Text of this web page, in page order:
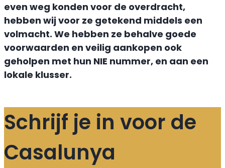
even weg konden voor de overdracht,
hebben wij voor ze getekend middels een
volmacht. We hebben ze behalve goede
voorwaarden en veilig aankopen ook
geholpen met hun NIE nummer, en aan een
lokale klusser.
Schrijf je in voor de
Casalunya